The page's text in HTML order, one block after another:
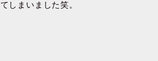
しまいました笑。